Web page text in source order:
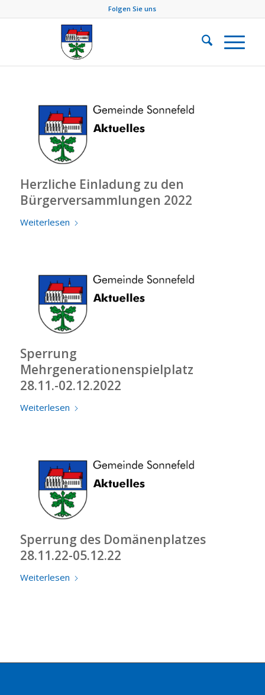
Folgen Sie uns
Herzliche Einladung zu den
Bürgerversammlungen 2022
Weiterlesen
Sperrung
Mehrgenerationenspielplatz
28.11.-02.12.2022
Weiterlesen
Sperrung des Domänenplatzes
28.11.22-05.12.22
Weiterlesen